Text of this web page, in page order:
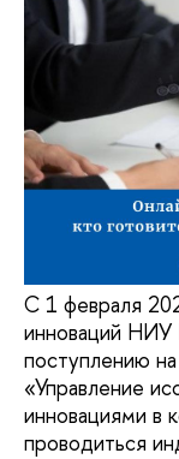
С 1 февраля
инноваций НИУ
поступлению
«Управление
инновациями в
проводиться